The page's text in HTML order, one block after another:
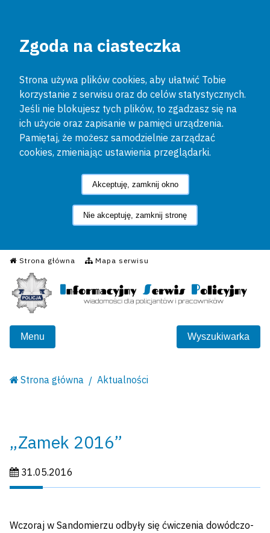
Zgoda na ciasteczka
Strona używa plików cookies, aby ułatwić Tobie
korzystanie z serwisu oraz do celów statystycznych.
Jeśli nie blokujesz tych plików, to zgadzasz się na
ich użycie oraz zapisanie w pamięci urządzenia.
Pamiętaj, że możesz samodzielnie zarządzać
cookies, zmieniając ustawienia przeglądarki.
Akceptuję, zamknij okno
Nie akceptuję, zamknij stronę
Strona główna Mapa serwisu
Informacyjny Serwis
Menu Wyszukiwarka
Strona główna Aktualności
„Zamek 2016”
Data publikacji:
31.05.2016
Wczoraj w Sandomierzu odbyły się ćwiczenia dowódczo-